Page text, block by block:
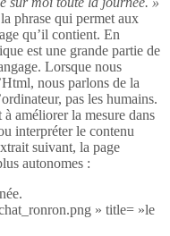
phrase qui permet aux
qu’il contient. En
est une grande partie de
Lorsque nous
nous parlons de la
pas les humains.
améliorer la mesure dans
interpréter le contenu
suivant, la page
autonomes :
» title= »le